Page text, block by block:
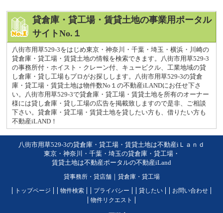
貸倉庫・貸工場・賃貸土地の事業用ポータル
サイトNo.１
八街市用草529-3をはじめ東京・神奈川・千葉・埼玉・横浜・川崎の
貸倉庫・貸工場・賃貸土地の情報を検索できます。八街市用草529-3
の事務所付・ホイスト・クレーン付、キュービクル、工業地域の貸
し倉庫・貸し工場もプロがお探しします。八街市用草529-3の貸倉
庫・貸工場・賃貸土地は物件数No１の不動産iLANDにお任せ下さ
い。八街市用草529-3で貸倉庫・貸工場・賃貸土地を所有のオーナー
様には貸し倉庫・貸し工場の広告を掲載致しますので是非、ご相談
下さい。貸倉庫・貸工場・賃貸土地を貸したい方も、借りたい方も
不動産iLAND！
八街市用草529-3の貸倉庫・貸工場・賃貸土地は不動産iＬａｎｄ
東京・神奈川・千葉・埼玉の貸倉庫・貸工場・
賃貸土地は不動産ポータルの不動産iLand
貸事務所・貸店舗｜ 貸倉庫・貸工場
トップページ
物件検索 プライバシー 貸したい
お問い合わせ
物件リクエスト